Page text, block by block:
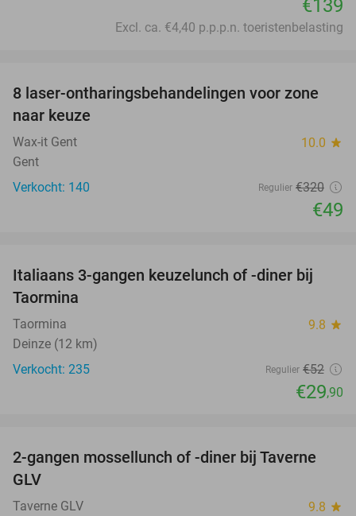
€139
Excl. ca. €4,40 p.p.p.n. toeristenbelasting
85%
8 laser-ontharingsbehandelingen voor zone
naar keuze
Wax-it Gent 10.0 star
Gent
Verkocht: 140
Regulier €320
€49
43%
Italiaans 3-gangen keuzelunch of -diner bij
Taormina
Taormina 9.8 star
Deinze (12 km)
Verkocht: 235
Regulier €52
€29,90
38%
2-gangen mossellunch of -diner bij Taverne
GLV
Taverne GLV 9.8 star